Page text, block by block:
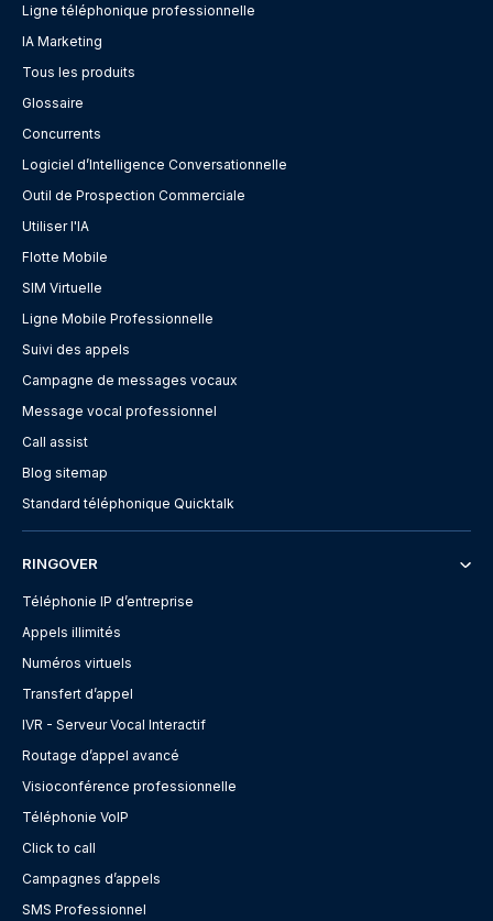
Ligne téléphonique professionnelle
IA Marketing
Tous les produits
Glossaire
Concurrents
Logiciel d’Intelligence Conversationnelle
Outil de Prospection Commerciale
Utiliser l'IA
Flotte Mobile
SIM Virtuelle
Ligne Mobile Professionnelle
Suivi des appels
Campagne de messages vocaux
Message vocal professionnel
Call assist
Blog sitemap
Standard téléphonique Quicktalk
RINGOVER
Téléphonie IP d’entreprise
Appels illimités
Numéros virtuels
Transfert d’appel
IVR - Serveur Vocal Interactif
Routage d’appel avancé
Visioconférence professionnelle
Téléphonie VoIP
Click to call
Campagnes d’appels
SMS Professionnel